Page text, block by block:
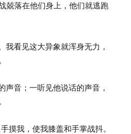
兢落在他们身上，他们就逃跑
我看见这大异象就浑身无力，
声音；一听见他说话的声音，
摸我，使我膝盖和手掌战抖。